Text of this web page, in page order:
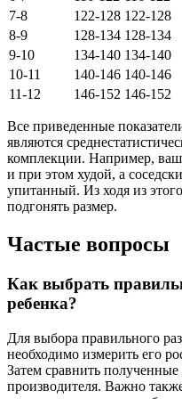
7-8
122-128 122-128
8-9
128-134 128-134
9-10
134-140 134-140
10-11
140-146 140-146
11-12
146-152 146-152
Все приведенные
являются
комплекции. Например,
и при этом худой, а
упитанный. Из ходя из
подгонять размер.
Частые вопросы
Как выбрать
ребенка?
Для выбора правильного
необходимо измерить его
Затем сравнить
производителя. Важно